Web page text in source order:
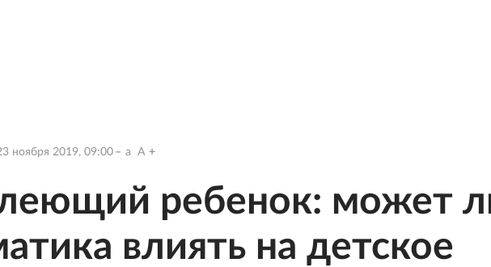
ноября 2019, 09:00 a A
ребенок: может
влиять на детское